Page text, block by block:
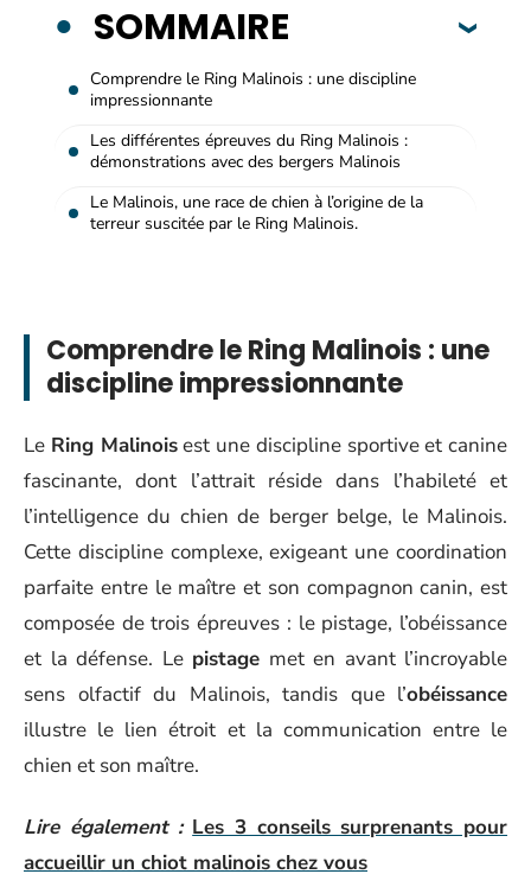
SOMMAIRE
Comprendre le Ring Malinois : une discipline
impressionnante
Les différentes épreuves du Ring Malinois :
démonstrations avec des bergers Malinois
Le Malinois, une race de chien à l’origine de la
terreur suscitée par le Ring Malinois.
Comprendre le Ring Malinois : une
discipline impressionnante
Le Ring Malinoisest une discipline sportive et canine
fascinante, dont l’attrait réside dans l’habileté et
l’intelligence du chien de berger belge, le Malinois.
Cette discipline complexe, exigeant une coordination
parfaite entre le maître et son compagnon canin, est
composée de trois épreuves : le pistage, l’obéissance
et la défense. Le pistage met en avant l’incroyable
sens olfactif du Malinois, tandis que l’obéissance
illustre le lien étroit et la communication entre le
chien et son maître.
Lire également : Les 3 conseils surprenants pour
accueillir un chiot malinois chez vous